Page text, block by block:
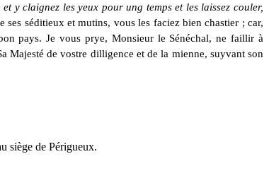
et y claignez les yeux pour ung temps et les laissez couler,
séditieux et mutins, vous les faciez bien chastier ; car,
pays. Je vous prye, Monsieur le Sénéchal, ne faillir à
Majesté de vostre dilligence et de la mienne, suyvant son
siège de Périgueux.